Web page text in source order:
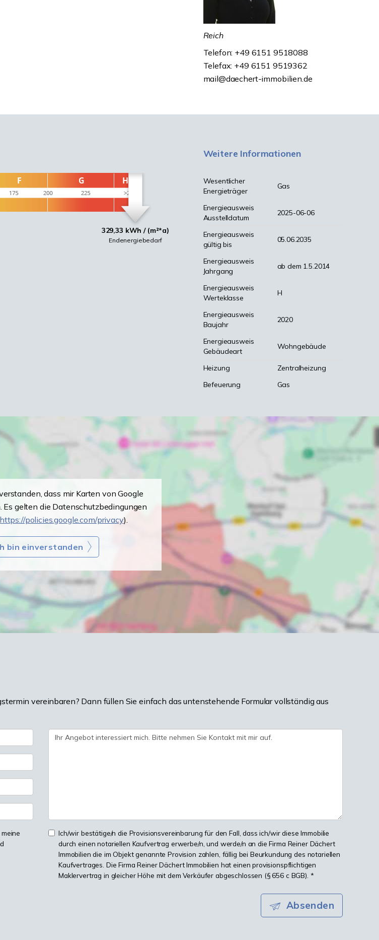
Reich
Telefon: +49 6151 9518088
Telefax: +49 6151 9519362
mail@daechert-immobilien.de
329,33 kWh / (m²*a)
Endenergiebedarf
Weitere Informationen
Wesentlicher
Energieträger
Gas
Energieausweis
Ausstelldatum
2025-06-06
Energieausweis
gültig bis
05.06.2035
Energieausweis
Jahrgang
ab dem 1.5.2014
Energieausweis
Werteklasse
H
Energieausweis
Baujahr
2020
Energieausweis
Gebäudeart
Wohngebäude
Heizung
Zentralheizung
Befeuerung
Gas
dass mir Karten von Google
Es gelten die Datenschutzbedingungen
policies.google.com/privacy).
bin einverstanden
vereinbaren? Dann füllen Sie einfach das untenstehende Formular vollständig aus
Ich/wir bestätige/n die Provisionsvereinbarung für den Fall, dass ich/wir diese Immobilie
durch einen notariellen Kaufvertrag erwerbe/n, und werde/n an die Firma Reiner Dächert
Immobilien die im Objekt genannte Provision zahlen, fällig bei Beurkundung des notariellen
Kaufvertrages. Die Firma Reiner Dächert Immobilien hat einen provisionspflichtigen
Maklervertrag in gleicher Höhe mit dem Verkäufer abgeschlossen (§ 656 c BGB). *
Absenden